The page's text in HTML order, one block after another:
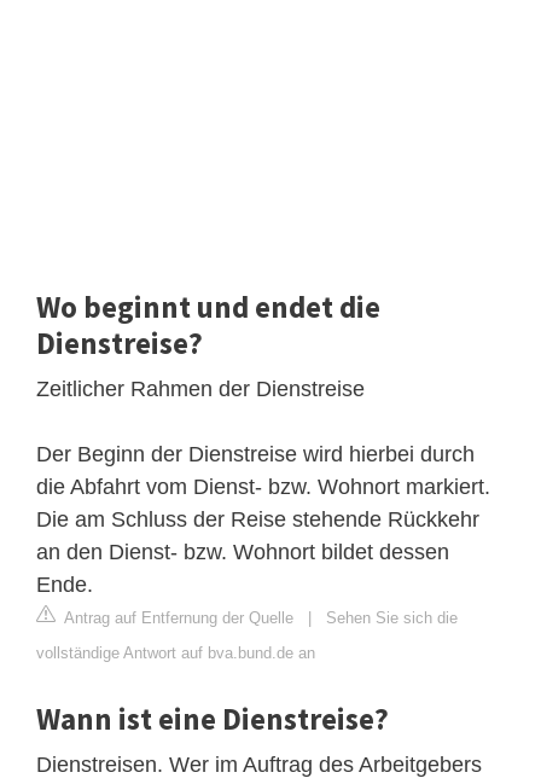
Wo beginnt und endet die
Dienstreise?
Zeitlicher Rahmen der Dienstreise
Der Beginn der Dienstreise wird hierbei durch
die Abfahrt vom Dienst- bzw. Wohnort markiert.
Die am Schluss der Reise stehende Rückkehr
an den Dienst- bzw. Wohnort bildet dessen
Ende.
Antrag auf Entfernung der Quelle
Sehen Sie sich die
vollständige Antwort auf bva.bund.de an
Wann ist eine Dienstreise?
Dienstreisen. Wer im Auftrag des Arbeitgebers